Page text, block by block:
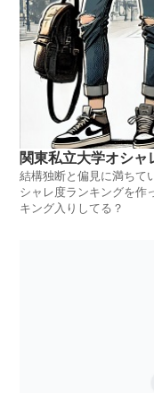
関東私立大学オシャ
結構独断と偏見に満ちて
シャレ度ランキングを作
キング入りしてる？